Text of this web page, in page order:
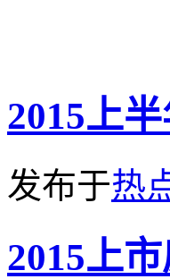
2015上
发布于热
2015上